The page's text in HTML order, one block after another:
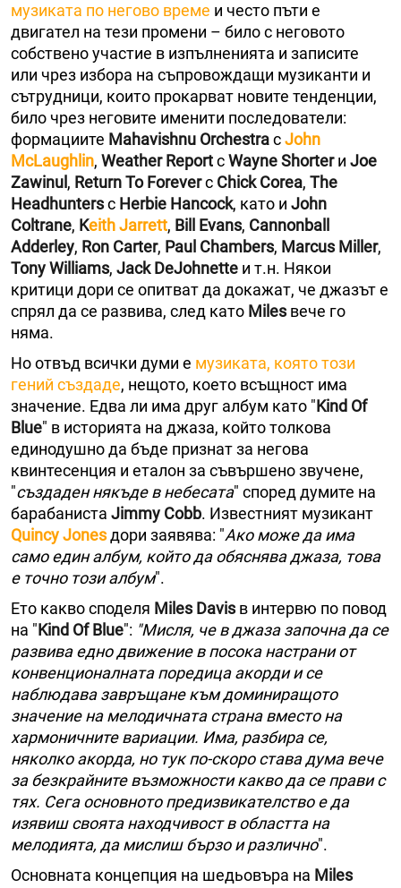
музиката по негово време и често пъти е
двигател на тези промени – било с неговото
собствено участие в изпълненията и записите
или чрез избора на съпровождащи музиканти и
сътрудници, които прокарват новите тенденции,
било чрез неговите именити последователи:
формациите Mahavishnu OrchestraсJohn
McLaughlin, Weather ReportсWayne Shorterи Joe
Zawinul , Return To Foreverс Chick Corea, The
Headhuntersс Herbie Hancock, като и John
Coltrane, Keith Jarrett, Bill Evans, Cannonball
Adderley, Ron Carter, Paul Chambers, Marcus Miller,
Tony Williams, Jack DeJohnette и т.н. Някои
критици дори се опитват да докажат, че джазът е
спрял да се развива, след като Miles вече го
няма.
Но отвъд всички думи е музиката, която този
гений създаде, нещото, което всъщност има
значение. Едва ли има друг албум като "Kind Of
Blue" в историята на джаза, който толкова
единодушно да бъде признат за негова
квинтесенция и еталон за съвършено звучене,
"създаден някъде в небесата" според думите на
барабаниста Jimmy Cobb. Известният музикант
Quincy Jonesдори заявява: "Ако може да има
само един албум, който да обяснява джаза, това
е точно този албум".
Ето какво споделя Miles Davis в интервю по повод
на "Kind Of Blue": "Мисля, че в джаза започна да се
развива едно движение в посока настрани от
конвенционалната поредица акорди и се
наблюдава завръщане към доминиращото
значение на мелодичната страна вместо на
хармоничните вариации. Има, разбира се,
няколко акорда, но тук по-скоро става дума вече
за безкрайните възможности какво да се прави с
тях. Сега основното предизвикателство е да
изявиш своята находчивост в областта на
мелодията, да мислиш бързо и различно".
Основната концепция на шедьовъра на Miles